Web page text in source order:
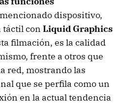
dispositivo,
táctil con Liquid Graphics
filmación, es la calidad
frente a otros que
red, mostrando las
que se perfila como un
en la actual tendencia